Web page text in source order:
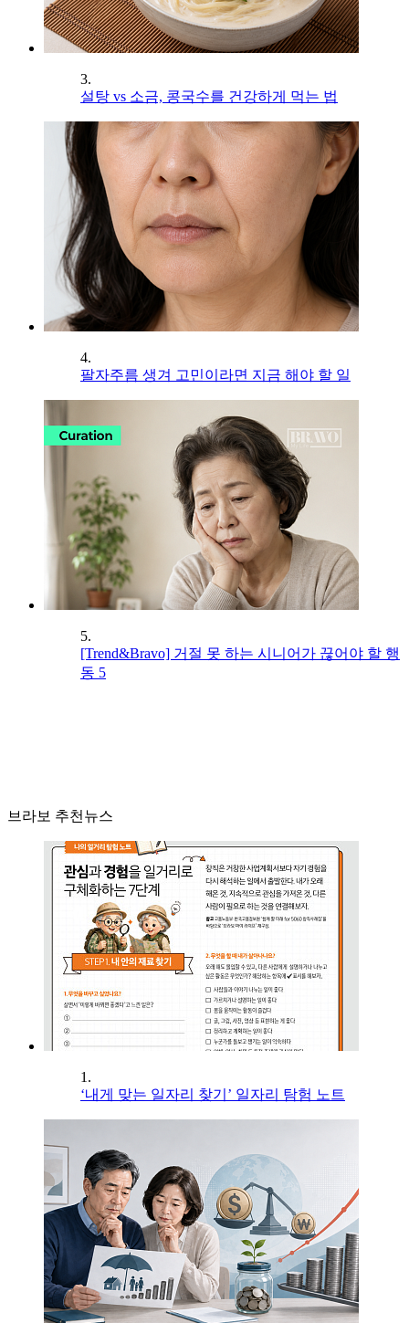
3.
설탕 vs 소금, 콩국수를 건강하게 먹는 법
4.
팔자주름 생겨 고민이라면 지금 해야 할 일
5.
[Trend&Bravo] 거절 못 하는 시니어가 끊어야 할 행
동 5
브라보 추천뉴스
1.
‘내게 맞는 일자리 찾기’ 일자리 탐험 노트